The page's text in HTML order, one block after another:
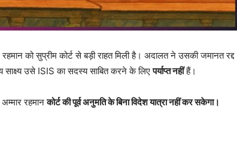
को सुप्रीम कोर्ट से बड़ी राहत मिली है। अदालत ने उसकी जमानत रद्द
उसे ISIS का सदस्य साबित करने के लिएपर्याप्त नहींहैं।
रहमानकोर्ट की पूर्व अनुमति के बिना विदेश यात्रा नहीं कर सकेगा।